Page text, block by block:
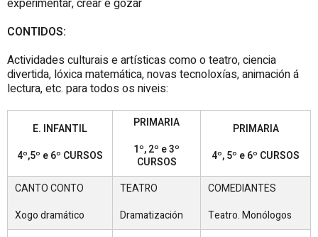
CONTIDOS:
Actividades culturais e artísticas como o teatro, ciencia
divertida, lóxica matemática, novas tecnoloxías, animación á
lectura, etc. para todos os niveis:
E. INFANTIL
4º,5º e 6º CURSOS
PRIMARIA
1º, 2º e 3º
CURSOS
PRIMARIA
4º, 5º e 6º CURSOS
CANTO CONTO
Xogo dramático
TEATRO
Dramatización
COMEDIANTES
Teatro. Monólogos